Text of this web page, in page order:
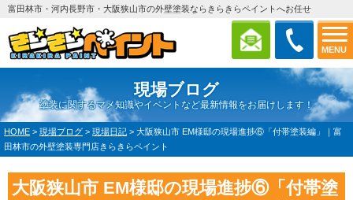
MENU
富田林市・河内長野市・大阪狭山市の外壁塗装ならきらきらペイントへお任せ
現場ブログ
塗装に関するマメ知識やイベントなど最新情報をお届けします！
HOME > 現場ブログ > 現場日記 > 大阪狭山市 EM様邸の現場進捗⑥「付帯塗装編」｜富
田林市の外壁塗装専門店きらきらペイント
大阪狭山市 EM様邸の現場進捗⑥「付帯塗